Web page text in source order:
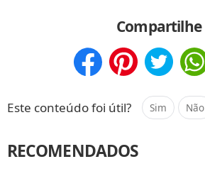
Compartilhe
Este conteúdo foi útil? Sim Não
RECOMENDADOS